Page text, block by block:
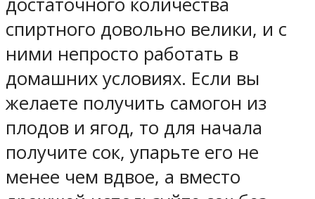
спиртного довольно велики, и с
ними непросто работать в
домашних условиях. Если вы
желаете получить самогон из
плодов и ягод, то для начала
получите сок, упарьте его не
менее чем вдвое, а вместо